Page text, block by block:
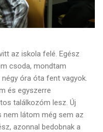
az iskola felé. Egész
csoda, mondtam
óra óta fent vagyok.
és egyszerre
találkozóm lesz. Új
nem látom még sem az
azonnal bedobnak a